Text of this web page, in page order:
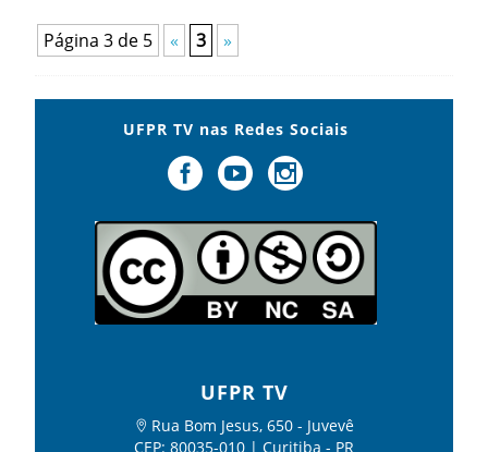
Página 3 de 5 « 3 »
UFPR TV nas Redes Sociais
UFPR TV
Rua Bom Jesus, 650 - Juvevê
CEP: 80035-010 | Curitiba - PR